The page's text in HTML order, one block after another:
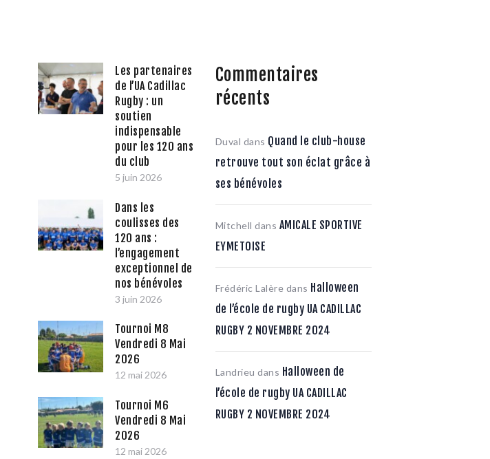
Les partenaires
de l’UA Cadillac
Rugby : un
soutien
indispensable
pour les 120 ans
du club
5 juin 2026
Dans les
coulisses des
120 ans :
l’engagement
exceptionnel de
nos bénévoles
3 juin 2026
Tournoi M8
Vendredi 8 Mai
2026
12 mai 2026
Tournoi M6
Vendredi 8 Mai
2026
12 mai 2026
Commentaires
récents
Duval dans Quand le club-house
retrouve tout son éclat grâce à
ses bénévoles
Mitchell dans AMICALE SPORTIVE
EYMETOISE
Frédéric Lalère dans Halloween
de l’école de rugby UA CADILLAC
RUGBY 2 NOVEMBRE 2024
Landrieu dans Halloween de
l’école de rugby UA CADILLAC
RUGBY 2 NOVEMBRE 2024